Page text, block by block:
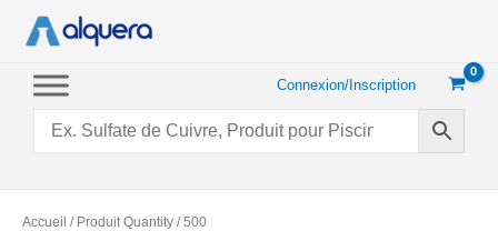
Connexion/Inscription
Accueil / Produit Quantity / 500